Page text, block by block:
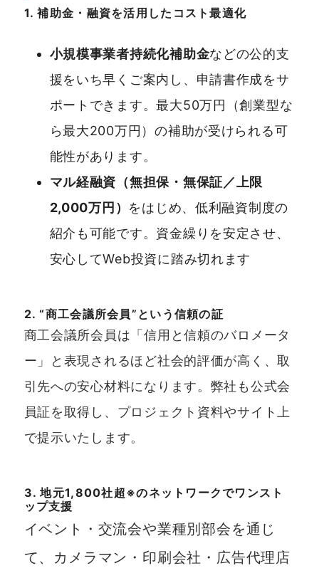
1. 補助金・融資を活用したコスト最適化
小規模事業者持続化補助金などの公的支
援をいち早くご案内し、申請書作成をサ
ポートできます。最大50万円（創業型な
ら最大200万円）の補助が受けられる可
能性があります。
マル経融資（無担保・無保証／上限
2,000万円） をはじめ、低利融資制度の
紹介も可能です。資金繰りを安定させ、
安心してWeb投資に踏み切れます
2. “商工会議所会員”という信頼の証
商工会議所会員は「信用と信頼のバロメータ
ー」と表現されるほど社会的評価が高く、取
引先への安心材料になります。弊社も公式会
員証を取得し、プロジェクト資料やサイト上
で提示いたします。
3. 地元1,800社超※のネットワークでワンスト
ップ支援
イベント・交流会や業種別部会を通じ
て、カメラマン・印刷会社・広告代理店